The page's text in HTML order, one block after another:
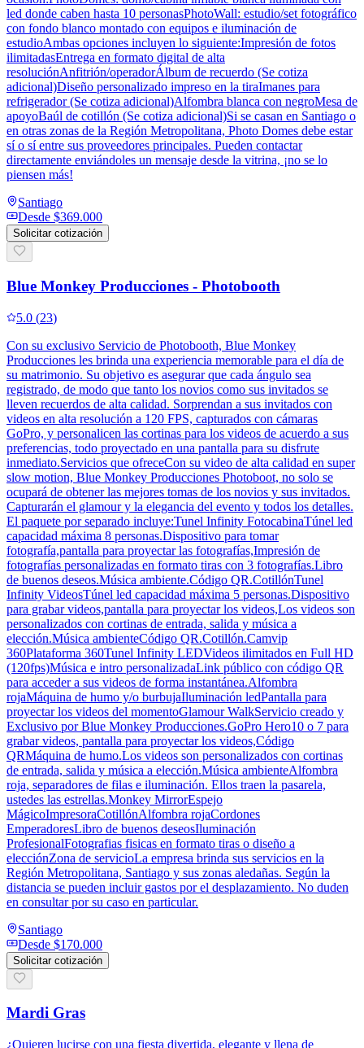
led donde caben hasta 10 personasPhotoWall: estudio/set fotográfico
con fondo blanco montado con equipos e iluminación de
estudioAmbas opciones incluyen lo siguiente:Impresión de fotos
ilimitadasEntrega en formato digital de alta
resoluciónAnfitrión/operadorÁlbum de recuerdo (Se cotiza
adicional)Diseño personalizado impreso en la tiraImanes para
refrigerador (Se cotiza adicional)Alfombra blanca con negroMesa de
apoyoBaúl de cotillón (Se cotiza adicional)Si se casan en Santiago o
en otras zonas de la Región Metropolitana, Photo Domes debe estar
sí o sí entre sus proveedores principales. Pueden contactar
directamente enviándoles un mensaje desde la vitrina, ¡no se lo
piensen más!
Santiago
Desde $369.000
Solicitar cotización
Blue Monkey Producciones - Photobooth
5.0 (23)
Con su exclusivo Servicio de Photobooth, Blue Monkey
Producciones les brinda una experiencia memorable para el día de
su matrimonio. Su objetivo es asegurar que cada ángulo sea
registrado, de modo que tanto los novios como sus invitados se
lleven recuerdos de alta calidad. Sorprendan a sus invitados con
videos en alta resolución a 120 FPS, capturados con cámaras
GoPro, y personalicen las cortinas para los videos de acuerdo a sus
preferencias, todo proyectado en una pantalla para su disfrute
inmediato.Servicios que ofreceCon su video de alta calidad en super
slow motion, Blue Monkey Producciones Photoboot, no solo se
ocupará de obtener las mejores tomas de los novios y sus invitados.
Capturarán el glamour y la elegancia del evento y todos los detalles.
El paquete por separado incluye:Tunel Infinity FotocabinaTúnel led
capacidad máxima 8 personas.Dispositivo para tomar
fotografía,pantalla para proyectar las fotografías,Impresión de
fotografías personalizadas en formato tiras con 3 fotografías.Libro
de buenos deseos.Música ambiente.Código QR.CotillónTunel
Infinity VideosTúnel led capacidad máxima 5 personas.Dispositivo
para grabar videos,pantalla para proyectar los videos,Los videos son
personalizados con cortinas de entrada, salida y música a
elección.Música ambienteCódigo QR.Cotillón.Camvip
360Plataforma 360Tunel Infinity LEDVideos ilimitados en Full HD
(120fps)Música e intro personalizadaLink público con código QR
para acceder a sus videos de forma instantánea.Alfombra
rojaMáquina de humo y/o burbujaIluminación ledPantalla para
proyectar los videos del momentoGlamour WalkServicio creado y
Exclusivo por Blue Monkey Producciones.GoPro Hero10 o 7 para
grabar videos, pantalla para proyectar los videos,Código
QRMáquina de humo.Los videos son personalizados con cortinas
de entrada, salida y música a elección.Música ambienteAlfombra
roja, separadores de filas e iluminación. Ellos traen la pasarela,
ustedes las estrellas.Monkey MirrorEspejo
MágicoImpresoraCotillónAlfombra rojaCordones
EmperadoresLibro de buenos deseosIluminación
ProfesionalFotografias fisicas en formato tiras o diseño a
elecciónZona de servicioLa empresa brinda sus servicios en la
Región Metropolitana, Santiago y sus zonas aledañas. Según la
distancia se pueden incluir gastos por el desplazamiento. No duden
en consultar por su caso en particular.
Santiago
Desde $170.000
Solicitar cotización
Mardi Gras
¿Quieren lucirse con una fiesta divertida, elegante y llena de